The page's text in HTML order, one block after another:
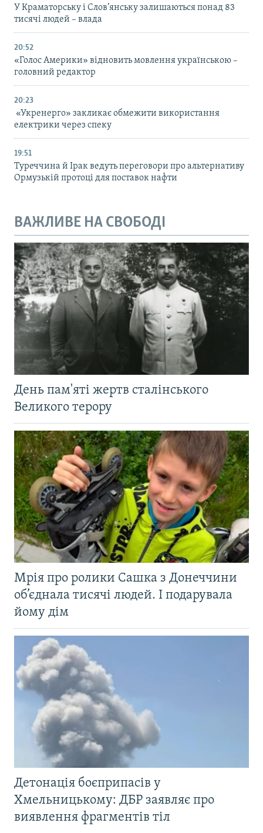
У Краматорську і Слов’янську залишаються понад 83
тисячі людей – влада
20:52
«Голос Америки» відновить мовлення українською –
головний редактор
20:23
«Укренерго» закликає обмежити використання
електрики через спеку
19:51
Туреччина й Ірак ведуть переговори про альтернативу
Ормузькій протоці для поставок нафти
ВАЖЛИВЕ НА СВОБОДІ
День пам'яті жертв сталінського
Великого терору
Мрія про ролики Сашка з Донеччини
об’єднала тисячі людей. І подарувала
йому дім
Детонація боєприпасів у
Хмельницькому: ДБР заявляє про
виявлення фрагментів тіл